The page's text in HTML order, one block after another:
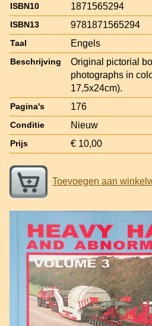
ISBN10 1871565294
ISBN13 9781871565294
Taal Engels
Beschrijving
Original pictorial
photographs in
17,5x24cm).
Pagina's 176
Conditie Nieuw
Prijs € 10,00
Toevoegen aan